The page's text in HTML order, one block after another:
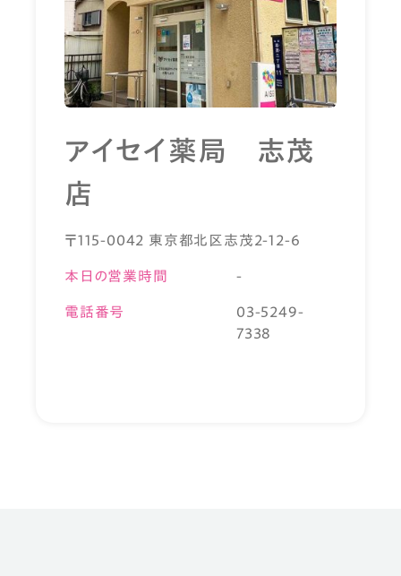
アイセイ薬局 志茂
店
〒115-0042 東京都北区志茂2-12-6
本日の営業時間 -
電話番号
03-5249-
7338